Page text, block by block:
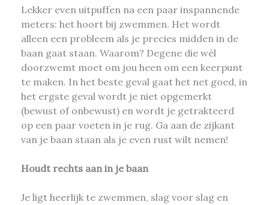
Lekker even uitpuffen na een paar inspannende
meters: het hoort bij zwemmen. Het wordt
alleen een probleem als je precies midden in de
baan gaat staan. Waarom? Degene die wél
doorzwemt moet om jou heen om een keerpunt
te maken. In het beste geval gaat het net goed, in
het ergste geval wordt je niet opgemerkt
(bewust of onbewust) en wordt je getrakteerd
op een paar voeten in je rug. Ga aan de zijkant
van je baan staan als je even rust wilt nemen!
Houdt rechts aan in je baan
Je ligt heerlijk te zwemmen, slag voor slag en